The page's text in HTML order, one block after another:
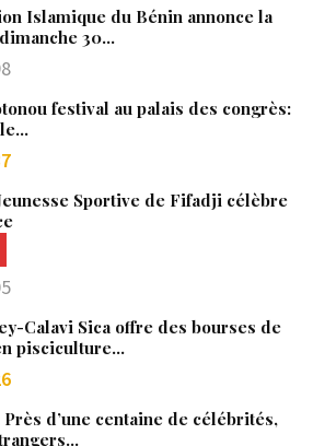
Islamique du Bénin annonce la
30…
festival au palais des congrès:
Sportive de Fifadji célèbre
Calavi Sica offre des bourses de
pisciculture…
Près d’une centaine de célébrités,